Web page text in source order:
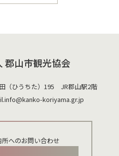
郡山市観光協会
（ひうちた）195 JR郡山駅2階
info@kanko-koriyama.gr.jp
へのお問い合わせ